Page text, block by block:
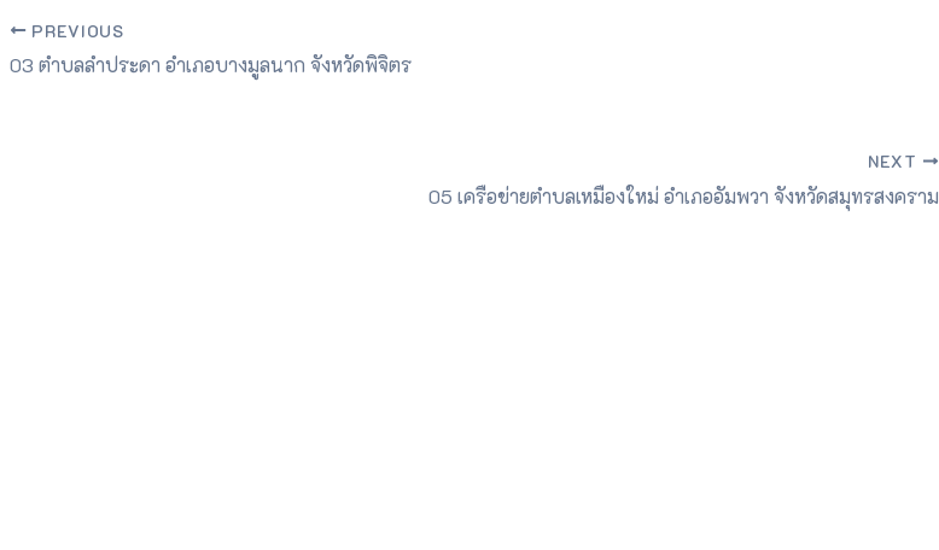
PREVIOUS
03 ตำบลลำประดา อำเภอบางมูลนาก จังหวัดพิจิตร
NEXT
05 เครือข่ายตำบลเหมืองใหม่ อำเภออัมพวา จังหวัดสมุทรสงคราม